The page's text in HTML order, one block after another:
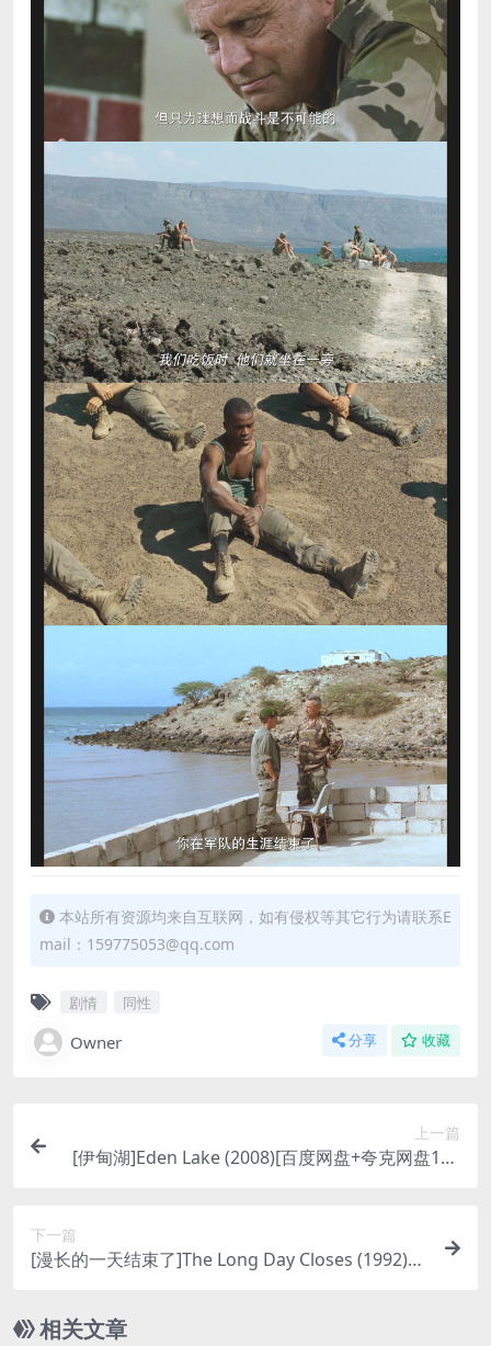
本站所有资源均来自互联网，如有侵权等其它行为请联系E
mail：159775053@qq.com
剧情 同性
Owner 分享 收藏
上一篇
[伊甸湖]Eden Lake (2008)[百度网盘+夸克网盘108
下一篇
[漫长的一天结束了]The Long Day Closes (1992)
线播放/下载][MP4/5.8GB][中英字幕]
相关文章